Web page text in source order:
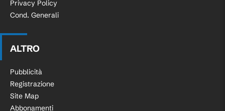
Privacy Policy
Cond. Generali
ALTRO
Pubblicità
Registrazione
Site Map
Abbonamenti